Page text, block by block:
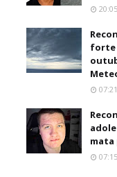
20:05
forte
07:21
mata
07:15